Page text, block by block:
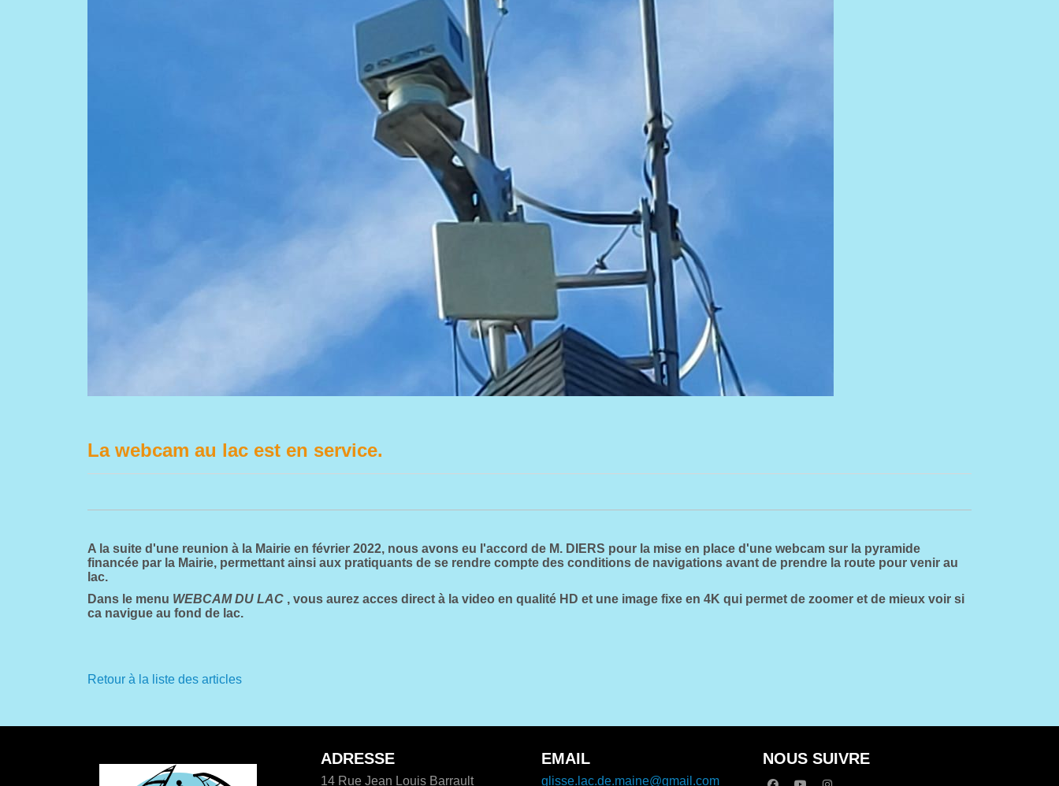
La webcam au lac est en service.
A la suite d'une reunion à la Mairie en février 2022, nous avons eu l'accord de M. DIERS pour la mise en place d'une webcam sur la pyramide
financée par la Mairie, permettant ainsi aux pratiquants de se rendre compte des conditions de navigations avant de prendre la route pour venir au
lac.
Dans le menu WEBCAM DU LAC , vous aurez acces direct à la video en qualité HD et une image fixe en 4K qui permet de zoomer et de mieux voir si
ca navigue au fond de lac.
Retour à la liste des articles
ADRESSE
14 Rue Jean Louis Barrault
EMAIL
glisse.lac.de.maine@gmail.com
NOUS SUIVRE
facebookyoutubeinstagram